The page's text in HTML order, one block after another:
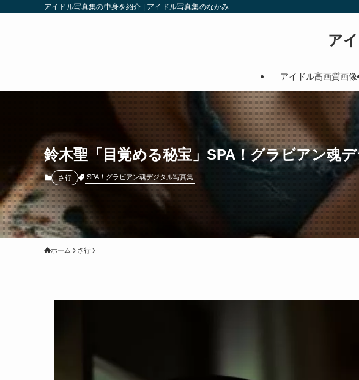
アイドル写真集の中身を紹介 | アイドル写真集のなかみ
ア
アイドル高画質画像
鈴木聖「目覚める秘宝」SPA！グラビアン魂
さ行 SPA！グラビアン魂デジタル写真集
ホーム さ行